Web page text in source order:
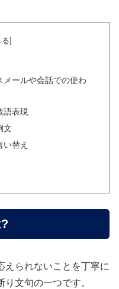
メールや会話での使わ
語表現
文
い替え
えられないことを丁寧に
文句の一つです。